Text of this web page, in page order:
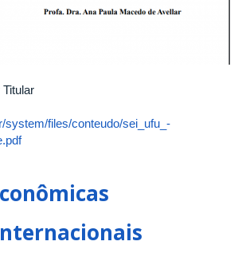
system/files/conteudo/sei_ufu_-